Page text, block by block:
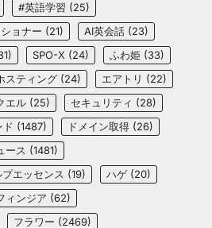
#英語学習 (25)
ョナー (21) AI英会話 (23)
SPO-X (24) ふわ姫 (33)
スティング (24) エアトリ (22)
エル (25) セキュリティ (28)
ド (1487) ドメイン取得 (26)
ース (1481)
エッセンス (19) ハゲ (20)
ィンジア (62)
フラワー (2469)